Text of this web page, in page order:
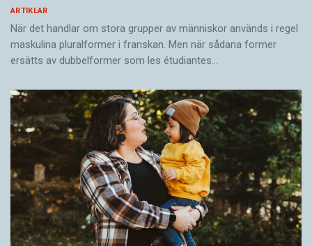
ARTIKLAR
När det handlar om stora grupper av människor används i regel
maskulina pluralformer i franskan. Men när sådana ­former
ersätts av dubbel­former som les étudiantes…